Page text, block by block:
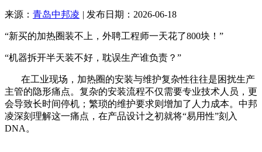
来源： 青岛中邦凌 | 发布日期：2026-06-18
“新买的加热圈装不上，外聘工程师一天花了800块！ ”
“机器拆开半天装不好，耽误生产谁负责？ ”
在工业现场，加热圈的安装与维护复杂性往往是困扰生产
主管的隐形痛点。复杂的安装流程不仅需要专业技术人员，更
会导致长时间停机；繁琐的维护要求则增加了人力成本。中邦
凌深刻理解这一痛点，在产品设计之初就将“易用性”刻入
DNA 。